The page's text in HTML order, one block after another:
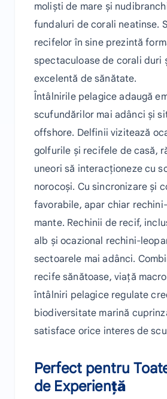
moliști de mare și
fundaluri de corali neatinse.
recifelor în sine prezintă
spectaculoase de corali duri
excelentă de sănătate.
Întâlnirile pelagice adaugă
scufundărilor mai adânci și
offshore. Delfinii vizitează
golfurile și recifele de casă,
uneori să interacționeze cu
norocoși. Cu sincronizare și
favorabile, apar chiar
mante. Rechinii de recif,
alb și ocazional rechini-
sectoarele mai adânci.
recife sănătoase, viață
întâlniri pelagice regulate
biodiversitate marină
satisface orice interes de
Perfect pentru
de Experiență